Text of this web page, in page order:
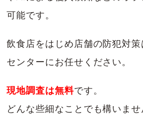
可能です。
飲食店をはじめ店舗の防犯対
センターにお任せください。
現地調査は無料です。
どんな些細なことでも構いま